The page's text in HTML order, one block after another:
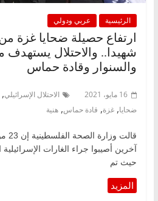
الرئيسية عربي ودولي
شهيدا.. والاحتلال يستهدف
والسنوار وقادة حماس
16 مايو، 2021 الاحتلال الإسرائيلي,
ضحايا, غزة, قادة حماس, هنية
آخرين أصيبوا جراء الغارات
حيث تم